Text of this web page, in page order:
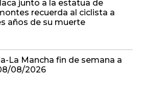
junto a la estatua de
recuerda al ciclista a
años de su muerte
La Mancha fin de semana a
08/2026